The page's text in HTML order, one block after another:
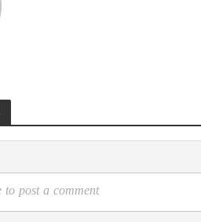
to post a comment